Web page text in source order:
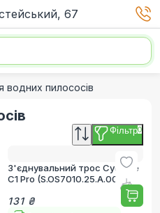
67
водних пилососів
Фільтр0
З'єднувальний трос Cyclone
C1 Pro (S.OS7010.25.A.002)
131 ₴